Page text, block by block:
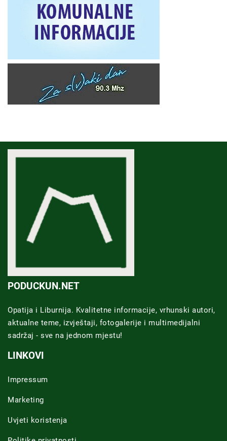
PODUCKUN.NET
Opatija i Liburnija. Kvalitetne informacije, vrhunski autori,
aktualne teme, izvještaji, fotogalerije i multimedijalni
sadržaj - sve na jednom mjestu!
LINKOVI
Impressum
Marketing
Uvjeti koristenja